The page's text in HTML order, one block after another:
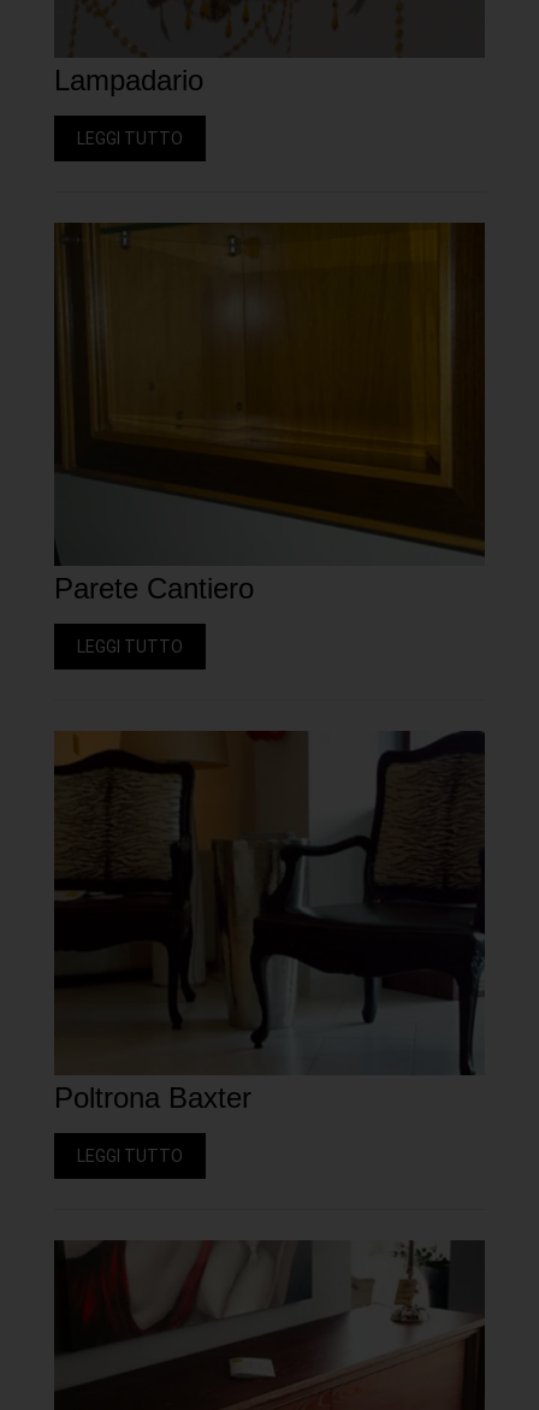
Lampadario
LEGGI TUTTO
Parete Cantiero
LEGGI TUTTO
Poltrona Baxter
LEGGI TUTTO